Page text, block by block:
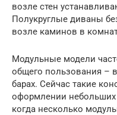
возле стен
Полукруглые диваны
возле каминов в
Модульные модели
общего пользования –
барах. Сейчас такие
оформлении небольших
когда несколько